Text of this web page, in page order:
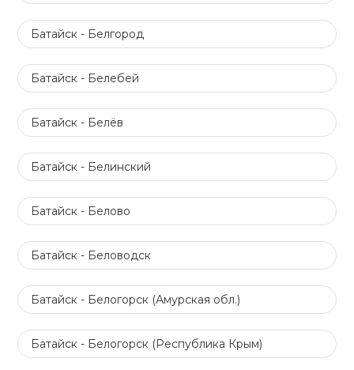
Батайск - Белгород
Батайск - Белебей
Батайск - Белёв
Батайск - Белинский
Батайск - Белово
Батайск - Беловодск
Батайск - Белогорск (Амурская обл.)
Батайск - Белогорск (Республика Крым)